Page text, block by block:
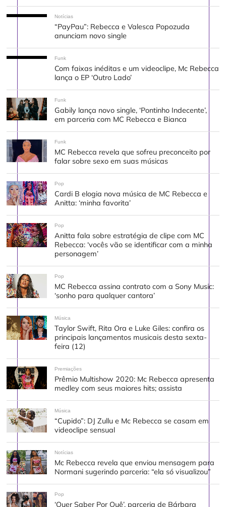
Notícias
“PayPau”: Rebecca e Valesca Popozuda
anunciam novo single
Funk
Com faixas inéditas e um videoclipe, Mc Rebecca
lança o EP ‘Outro Lado’
Funk
Gabily lança novo single, ‘Pontinho Indecente’,
em parceria com MC Rebecca e Bianca
Funk
MC Rebecca revela que sofreu preconceito por
falar sobre sexo em suas músicas
Pop
Cardi B elogia nova música de MC Rebecca e
Anitta: ‘minha favorita’
Pop
Anitta fala sobre estratégia de clipe com MC
Rebecca: ‘vocês vão se identificar com a minha
personagem’
Pop
MC Rebecca assina contrato com a Sony Music:
‘sonho para qualquer cantora’
Música
Taylor Swift, Rita Ora e Luke Giles: confira os
principais lançamentos musicais desta sexta-
feira (12)
Premiações
Prêmio Multishow 2020: Mc Rebecca apresenta
medley com seus maiores hits; assista
Música
“Cupido”: DJ Zullu e Mc Rebecca se casam em
videoclipe sensual
Notícias
Mc Rebecca revela que enviou mensagem para
Normani sugerindo parceria: “ela só visualizou”
Pop
‘Quer Saber Por Quê’, parceria de Bárbara